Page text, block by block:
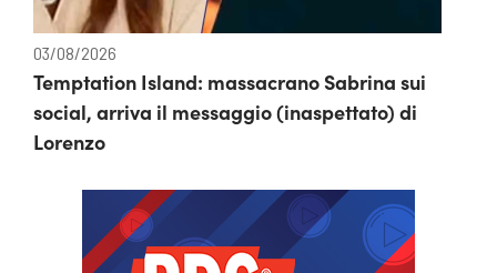
03/08/2026
Temptation Island: massacrano Sabrina sui
social, arriva il messaggio (inaspettato) di
Lorenzo